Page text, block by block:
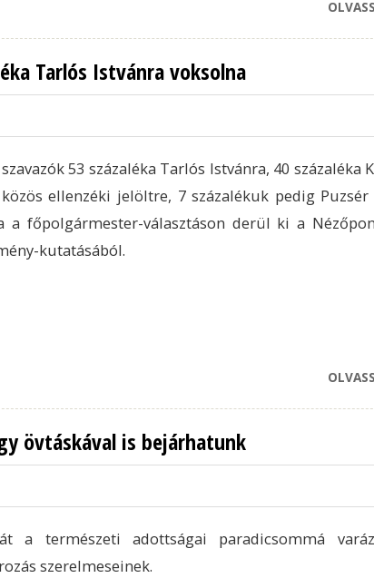
Tarlós Istvánra voksolna
53 százaléka Tarlós Istvánra, 40 százaléka
ellenzéki jelöltre, 7 százalékuk pedig Puzsér
a főpolgármester-választáson derül ki a
kutatásából.
övtáskával is bejárhatunk
a természeti adottságai paradicsommá
szerelmeseinek.